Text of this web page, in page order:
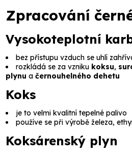
Zpracování
Vysokoteplotní
bez přístupu vzduch se uhlí
rozkládá se za vzniku koksu,
plynu ačernouhelného dehetu
Koks
je to velmi kvalitní tepelné palivo
používe se při výrobě železa,
Koksárenský plyn